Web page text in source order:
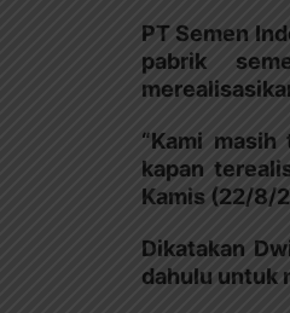
PT Semen
pabrik
“Kami
kapan
Kamis (22/8/
Dikatakan
dahulu untuk